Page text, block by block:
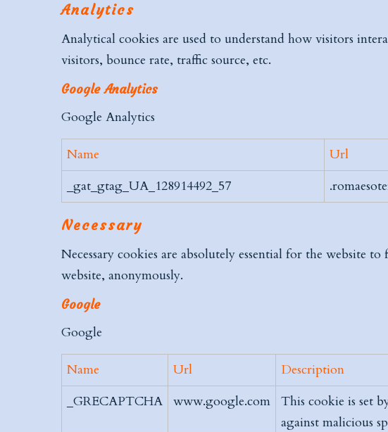
Analytics
Analytical cookies are used to understand how visitors
visitors, bounce rate, traffic source, etc.
Google Analytics
Google Analytics
Name Url
_gat_gtag_UA_128914492_57
Necessary
Necessary cookies are absolutely essential for the website
website, anonymously.
Google
Google
Name Url Description
_GRECAPTCHA www.google.com This cookie is set
against malicious